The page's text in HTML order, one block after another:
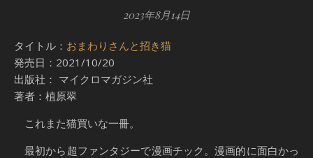
2023年8月14日
タイトル： おまわりさんと招き猫
発売日：2021/10/20
出版社： マイクロマガジン社
著者：植原翠
これまた猫買いな一冊。
最初から超ファンタジーで漫画チック。漫画的に面白かっ